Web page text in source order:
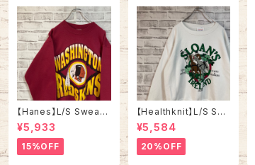
【Hanes】L/S Sweat
L相当 90s “ WASHIN
GTON REDSKINS” N
FL チームモノ スウェッ
ト トレーナー チームロ
¥5,933
15%OFF
【Healthknit】L/S Sw
eat L相当 80s Made
in USA アイルランド ス
ーベニア ホース 馬 ス
ウェット トレーナー US
¥5,584
20%OFF